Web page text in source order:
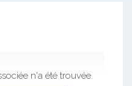
n'a été trouvée.